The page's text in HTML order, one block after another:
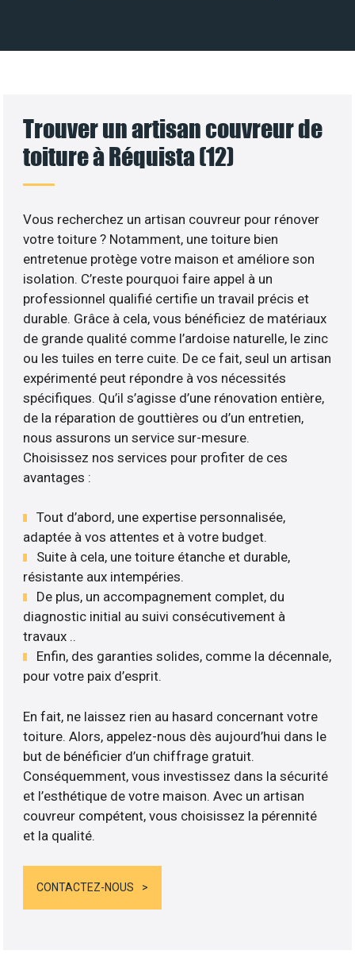
Trouver un artisan couvreur de
toiture à Réquista (12)
Vous recherchez un artisan couvreur pour rénover
votre toiture ? Notamment, une toiture bien
entretenue protège votre maison et améliore son
isolation. C’reste pourquoi faire appel à un
professionnel qualifié certifie un travail précis et
durable. Grâce à cela, vous bénéficiez de matériaux
de grande qualité comme l’ardoise naturelle, le zinc
ou les tuiles en terre cuite. De ce fait, seul un artisan
expérimenté peut répondre à vos nécessités
spécifiques. Qu’il s’agisse d’une rénovation entière,
de la réparation de gouttières ou d’un entretien,
nous assurons un service sur-mesure.
Choisissez nos services pour profiter de ces
avantages :
Tout d’abord, une expertise personnalisée,
adaptée à vos attentes et à votre budget.
Suite à cela, une toiture étanche et durable,
résistante aux intempéries.
De plus, un accompagnement complet, du
diagnostic initial au suivi consécutivement à
travaux ..
Enfin, des garanties solides, comme la décennale,
pour votre paix d’esprit.
En fait, ne laissez rien au hasard concernant votre
toiture. Alors, appelez-nous dès aujourd’hui dans le
but de bénéficier d’un chiffrage gratuit.
Conséquemment, vous investissez dans la sécurité
et l’esthétique de votre maison. Avec un artisan
couvreur compétent, vous choisissez la pérennité
et la qualité.
CONTACTEZ-NOUS